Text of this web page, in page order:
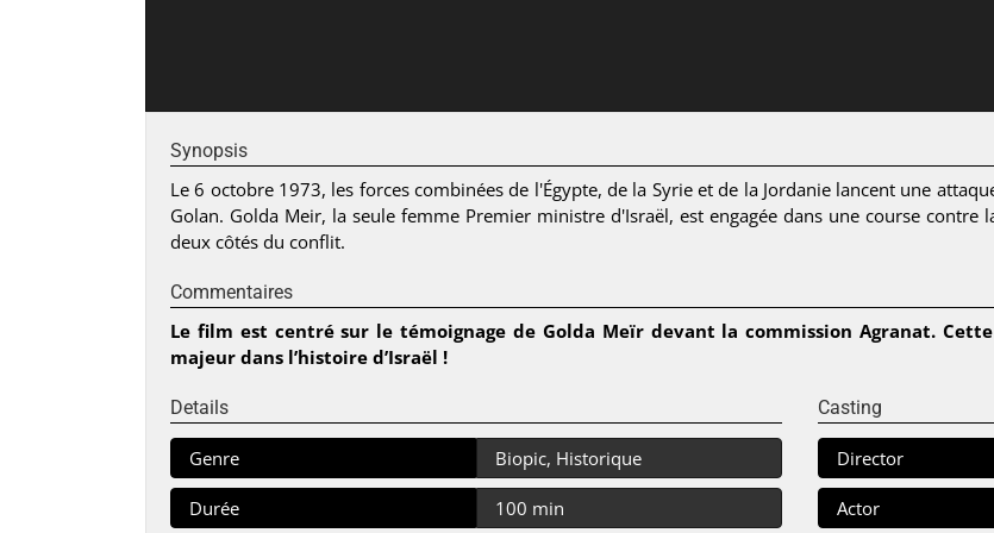
Synopsis
Le 6 octobre 1973, les forces combinées de l'Égypte, de la Syrie et de la Jordanie lancent une
Golan. Golda Meir, la seule femme Premier ministre d'Israël, est engagée dans une course
deux côtés du conflit.
Commentaires
Le film est centré sur le témoignage de Golda Meïr devant la commission Agranat.
majeur dans l’histoire d’Israël !
Details
Genre Biopic, Historique
Durée 100 min
Casting
Director
Actor